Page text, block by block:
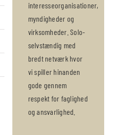
interesseorganisationer,
myndigheder og
virksomheder. Solo-
selvstændig med
bredt netværk hvor
vi spiller hinanden
gode gennem
respekt for faglighed
og ansvarlighed.